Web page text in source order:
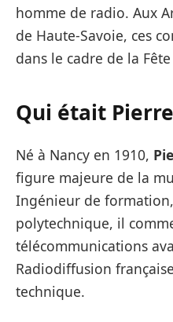
homme de radio. Aux
de Haute-Savoie, ces
dans le cadre de la
Qui était
Né à Nancy en 1910,
figure majeure de la
Ingénieur de
polytechnique, il
télécommunications
Radiodiffusion
technique.